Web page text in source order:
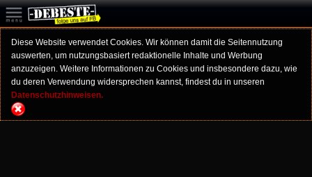
Diese Website verwendet Cookies. Wir können damit die Seitennutzung
auswerten, um nutzungsbasiert redaktionelle Inhalte und Werbung
anzuzeigen. Weitere Informationen zu Cookies und insbesondere dazu, wie
du deren Verwendung widersprechen kannst, findest du in unseren
Datenschutzhinweisen.